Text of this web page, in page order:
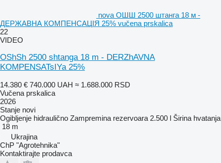
nova ОШШ 2500 штанга 18 м -
ДЕРЖАВНА КОМПЕНСАЦІЯ 25% vučena prskalica
22
VIDEO
OShSh 2500 shtanga 18 m - DERZhAVNA
KOMPENSATsIYa 25%
14.380 € 740.000 UAH ≈ 1.688.000 RSD
Vučena prskalica
2026
Stanje novi
Ogibljenje hidraulično Zampremina rezervoara 2.500 l Širina hvatanja
18 m
Ukrajina
ChP "Agrotehnika"
Kontaktirajte prodavca